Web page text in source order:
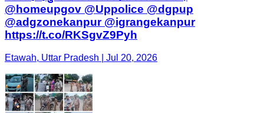
@homeupgov @Uppolice @dgpup
@adgzonekanpur @igrangekanpur
https://t.co/RKSgvZ9Pyh
Etawah, Uttar Pradesh | Jul 20, 2026